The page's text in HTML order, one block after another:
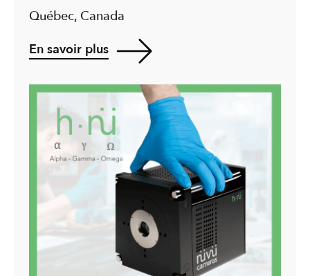
Québec, Canada
En savoir plus